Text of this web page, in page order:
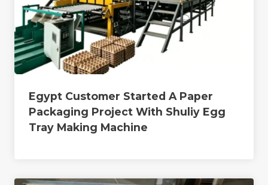
Egypt Customer Started A Paper
Packaging Project With Shuliy Egg
Tray Making Machine